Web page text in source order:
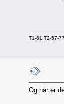
T1-61,T2-57-
Og når er